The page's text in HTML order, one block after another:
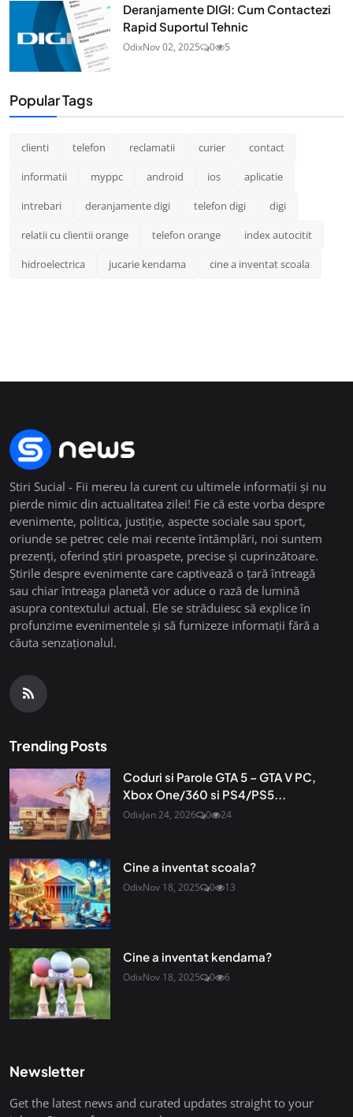
Deranjamente DIGI: Cum Contactezi
Rapid Suportul Tehnic
OdixNov 02, 2025 0 5
Popular Tags
clienti telefon reclamatii curier contact
informatii myppc android ios aplicatie
intrebari deranjamente digi telefon digi digi
relatii cu clientii orange telefon orange index autocitit
hidroelectrica jucarie kendama cine a inventat scoala
Stiri Sucial - Fii mereu la curent cu ultimele informații și nu
pierde nimic din actualitatea zilei! Fie că este vorba despre
evenimente, politica, justiție, aspecte sociale sau sport,
oriunde se petrec cele mai recente întâmplări, noi suntem
prezenți, oferind știri proaspete, precise și cuprinzătoare.
Știrile despre evenimente care captivează o țară întreagă
sau chiar întreaga planetă vor aduce o rază de lumină
asupra contextului actual. Ele se străduiesc să explice în
profunzime evenimentele și să furnizeze informații fără a
căuta senzaționalul.
Trending Posts
Coduri si Parole GTA 5 – GTA V PC,
Xbox One/360 si PS4/PS5...
OdixJan 24, 2026 0 24
Cine a inventat scoala?
OdixNov 18, 2025 0 13
Cine a inventat kendama?
OdixNov 18, 2025 0 6
Newsletter
Get the latest news and curated updates straight to your